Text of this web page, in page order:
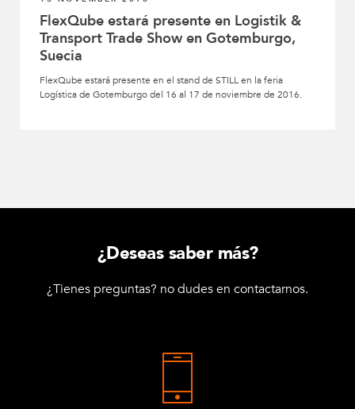
FlexQube estará presente en Logistik &
Transport Trade Show en Gotemburgo,
Suecia
FlexQube estará presente en el stand de STILL en la feria
Logística de Gotemburgo del 16 al 17 de noviembre de 2016.
¿Deseas saber más?
¿Tienes preguntas? no dudes en contactarnos.